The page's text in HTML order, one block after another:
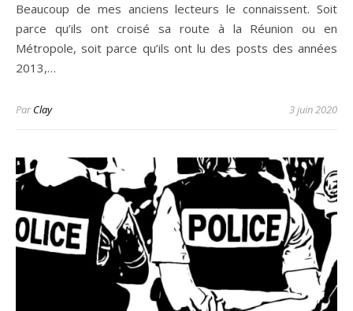
Beaucoup de mes anciens lecteurs le connaissent. Soit
parce qu’ils ont croisé sa route à la Réunion ou en
Métropole, soit parce qu’ils ont lu des posts des années
2013,…
ParClay 3 juin 2020